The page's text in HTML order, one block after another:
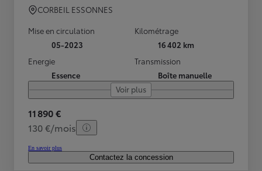
CORBEIL ESSONNES
Mise en circulation
05-2023
Kilométrage
16 402 km
Energie
Essence
Transmission
Boîte manuelle
Voir plus
11 890 €
130 €/mois
En savoir plus
Contactez la concession